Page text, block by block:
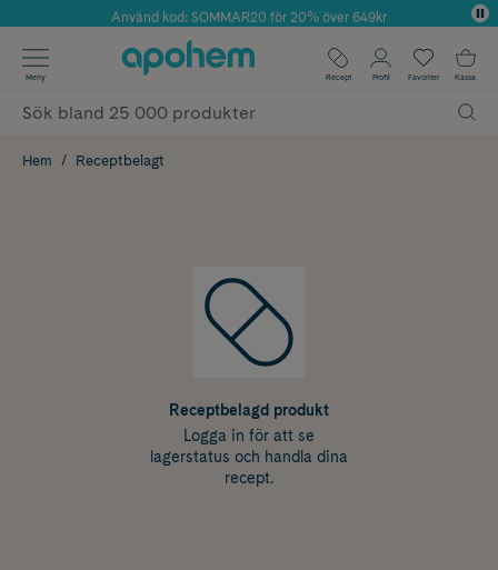
Årets Butik 2025 inom Skönhet
Använd kod: SOMMAR20 för 20% över 649kr
✓ Fri frakt
✓ Poäng på alla köp*
Meny Recept Profil Favoriter Kassa
Hem Receptbelagt
Receptbelagd produkt
Logga in för att se
lagerstatus och handla dina
recept.